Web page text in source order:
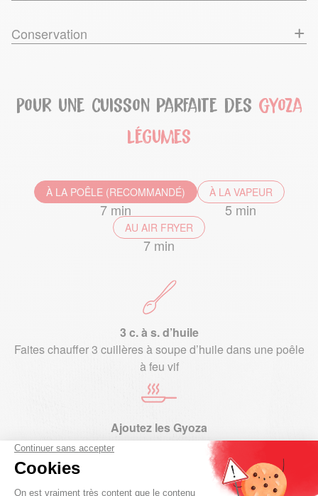
Conservation
Pour une cuisson parfaite des Gyoza
légumes
À LA POÊLE (RECOMMANDÉ)
7 min
À LA VAPEUR
5 min
AU AIR FRYER
7 min
3 c. à s. d’huile
Faites chauffer 3 cuillères à soupe d’huile dans une poêle
à feu vif
Ajoutez les Gyoza
Quand l’huile crépite, ajoutez les Gyoza à la main et faites-
les dorer sur la face plate pendant 2 min